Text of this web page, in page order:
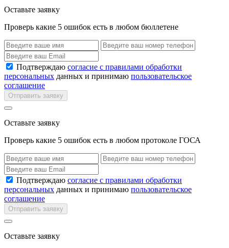
Оставьте заявку
Проверь какие 5 ошибок есть в любом бюллетене
Подтверждаю согласие с правилами обработки
персональных данных и принимаю пользовательское
соглашение
Отправить заявку
Оставьте заявку
Проверь какие 5 ошибок есть в любом протоколе ГОСА
Подтверждаю согласие с правилами обработки
персональных данных и принимаю пользовательское
соглашение
Отправить заявку
Оставьте заявку